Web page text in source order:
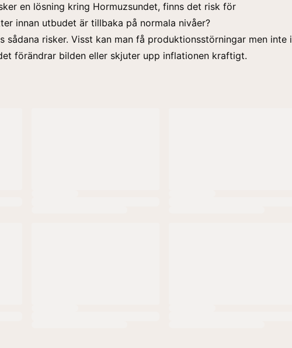
en lösning kring Hormuzsundet, finns det risk för
innan utbudet är tillbaka på normala nivåer?
sådana risker. Visst kan man få produktionsstörningar men inte i
förändrar bilden eller skjuter upp inflationen kraftigt.